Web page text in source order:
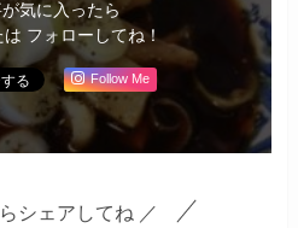
気に入ったら
フォローしてね！
Follow Me
シェアしてね ／